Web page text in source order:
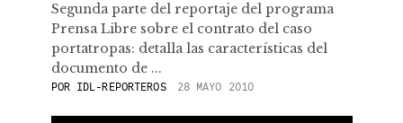
Segunda parte del reportaje del programa
Prensa Libre sobre el contrato del caso
portatropas: detalla las características del
documento de ...
POR IDL-REPORTEROS 28 MAYO 2010